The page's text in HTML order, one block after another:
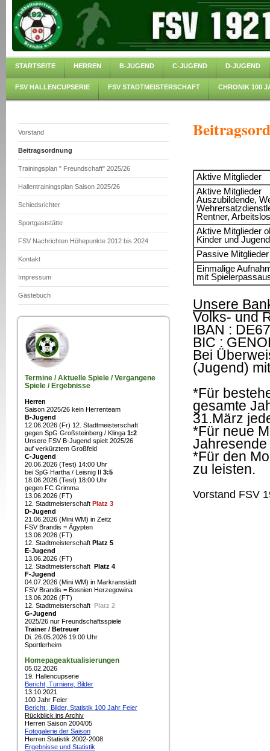
STARTSEITE HERREN B-JUGEND C-JUGEND D-JUGEND
FSV HALLENCUPSERIE FSV STADTMEISTERSCHAFT CHRONIK 100
Vorstand
Beitragsordnung
Trainingsplan " Freundschaft" 2025/26
Hallentrainingsplan Saison 2025/26
Schiedsrichter
Sportgaststätte
FSV Nachrichten Höhepunkte 2012 bis 2024
Kontakt
Impressum
Gästebuch
Termine / Aktuelle Spiele / Vergangene
Spiele / Ergebnisse
Herren
Saison 2025/26 kein Herrenteam
B-Jugend
12.06.2026 (Fr) 12. Stadtmeisterschaft
gegen SpG Großsteinberg / Klinga 1:2
Unsere FSV B-Jugend spielt 2025/26
auf verkürztem Großfeld
C-Jugend
20.06.2026 (Test) 14:00 Uhr
bei SpG Hartha / Leisnig II 3:5
18.06.2026 (Test) 18:00 Uhr
gegen FC Grimma
13.06.2026 (FT)
12. Stadtmeisterschaft Platz 3
D-Jugend
21.06.2026 (Mini WM) in Zeitz
FSV Brandis = Ägypten
13.06.2026 (FT)
12. Stadtmeisterschaft Platz 5
E-Jugend
13.06.2026 (FT)
12. Stadtmeisterschaft Platz 4
F-Jugend
04.07.2026 (Mini WM) in Markranstädt
FSV Brandis = Bosnien Herzegowina
13.06.2026 (FT)
12. Stadtmeisterschaft Platz 2
G-Jugend
2025/26 nur Freundschaftsspiele
Trainer / Betreuer
Di. 26.05.2026 19:00 Uhr
Sportlerheim
Homepageaktualisierungen
05.02.2026
19. Hallencupserie
Bericht, Turniere, Bilder
13.10.2021
100 Jahr Feier
Bericht , Bilder, Statistik 100 Jahr Feier
Rückblick ins Archiv
Herren Saison 2004/05
Fotogalerie der Saison
Herren Statistik 2002-2008
Ergebnisse und Statistik
Aktive Mitglieder
Aktive Mitglieder
Auszubildende,
Rentner,
Aktive Mitglieder
Kinder und
Passive Mitglieder
Einmalige
mit
Unsere
Volks- und
IBAN :
BIC :
Bei
(Jugend)
*Für
gesamte
31.März
*Für neue
Jahresende
*Für den
zu leisten.
Vorstand FSV